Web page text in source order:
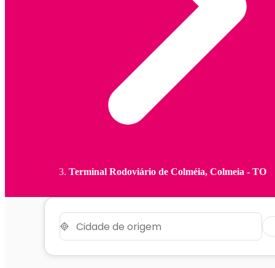
Terminal Rodoviário de Colméia, Colmeia - TO